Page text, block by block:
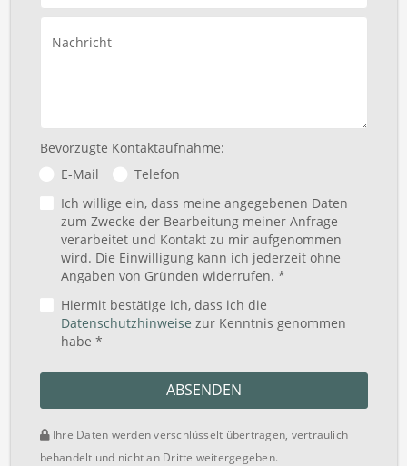
Nachricht
Bevorzugte Kontaktaufnahme:
E-Mail
Telefon
Ich willige ein, dass meine angegebenen Daten
zum Zwecke der Bearbeitung meiner Anfrage
verarbeitet und Kontakt zu mir aufgenommen
wird. Die Einwilligung kann ich jederzeit ohne
Angaben von Gründen widerrufen. *
Hiermit bestätige ich, dass ich die
Datenschutzhinweise zur Kenntnis genommen
habe *
ABSENDEN
Ihre Daten werden verschlüsselt übertragen, vertraulich
behandelt und nicht an Dritte weitergegeben.